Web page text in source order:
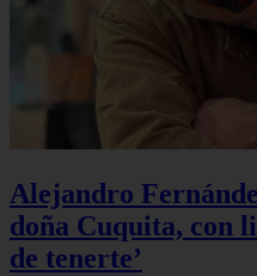
Alejandro
doña Cuquita, con
de tenerte’